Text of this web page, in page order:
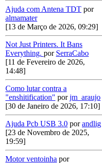
Ajuda com Antena TDT por
almamater
[13 de Março de 2026, 09:29]
Not Just Printers. It Bans
Everything. por SerraCabo
[11 de Fevereiro de 2026,
14:48]
Como lutar contra a
"enshitification" porjm_araujo
[30 de Janeiro de 2026, 17:10]
Ajuda Pcb USB 3.0 porandlig
[23 de Novembro de 2025,
19:59]
Motor ventoinha por